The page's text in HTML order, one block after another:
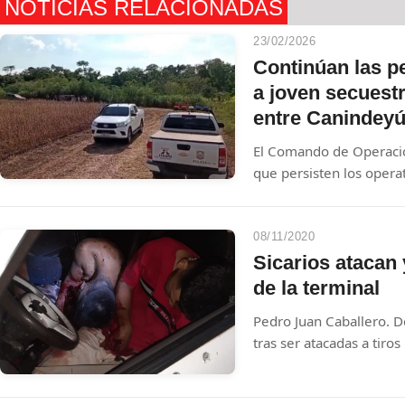
NOTICIAS RELACIONADAS
23/02/2026
Continúan las
a joven
entre
El Comando de
que persisten los
novedades
secuestradores.
08/11/2020
Sicarios atacan
de la terminal
Pedro Juan Caballero.
tras ser atacadas a